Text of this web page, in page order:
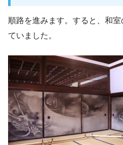
順路を進みます。すると、和室
ていました。